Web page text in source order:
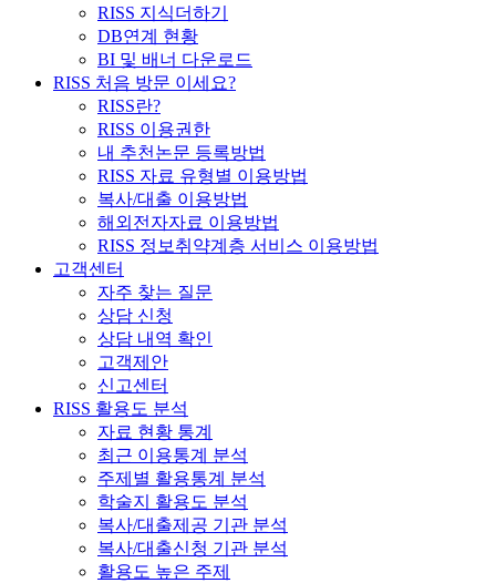
RISS 지식더하기
DB연계 현황
BI 및 배너 다운로드
RISS 처음 방문 이세요?
RISS란?
RISS 이용권한
내 추천논문 등록방법
RISS 자료 유형별 이용방법
복사/대출 이용방법
해외전자자료 이용방법
RISS 정보취약계층 서비스 이용방법
고객센터
자주 찾는 질문
상담 신청
상담 내역 확인
고객제안
신고센터
RISS 활용도 분석
자료 현황 통계
최근 이용통계 분석
주제별 활용통계 분석
학술지 활용도 분석
복사/대출제공 기관 분석
복사/대출신청 기관 분석
활용도 높은 주제